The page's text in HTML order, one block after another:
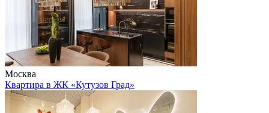
Москва
Квартира в ЖК «Кутузов Град»